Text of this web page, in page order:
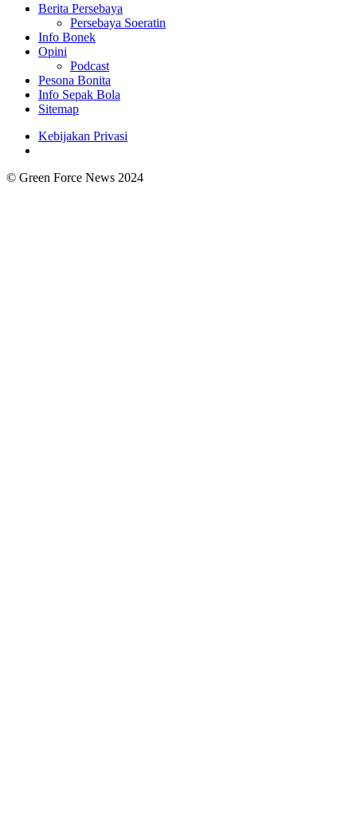
Berita Persebaya
Persebaya Soeratin
Info Bonek
Opini
Podcast
Pesona Bonita
Info Sepak Bola
Sitemap
Kebijakan Privasi
© Green Force News 2024